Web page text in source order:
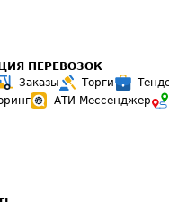
ПЕРЕВОЗОК
Заказы Торги
АТИ Мессенджер